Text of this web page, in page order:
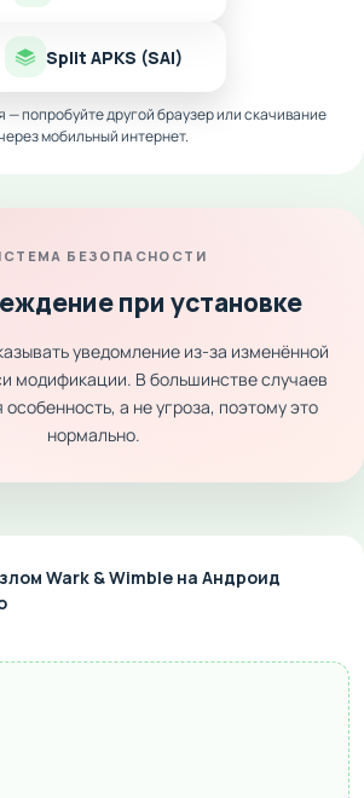
Split APKS (SAI)
— попробуйте другой браузер или скачивание
мобильный интернет.
БЕЗОПАСНОСТИ
при установке
уведомление из-за изменённой
модификации. В большинстве случаев
особенность, а не угроза, поэтому это
нормально.
Wark & Wimble на Андроид